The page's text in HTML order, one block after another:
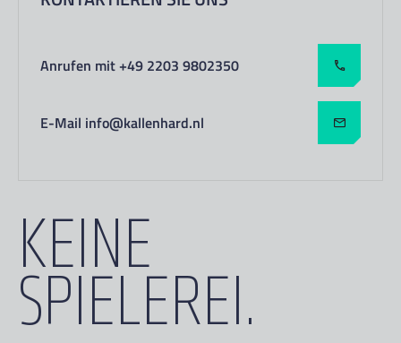
Anrufen mit +49 2203 9802350
E-Mail info@kallenhard.nl
KEINE
SPIELEREI.